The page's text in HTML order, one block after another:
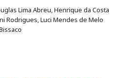
Lima Abreu, Henrique da Costa
Rodrigues, Luci Mendes de Melo